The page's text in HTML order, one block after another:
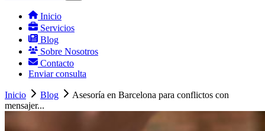
Inicio
Servicios
Blog
Sobre Nosotros
Contacto
Enviar consulta
Inicio Blog
Asesoría en Barcelona para conflictos con
mensajer...